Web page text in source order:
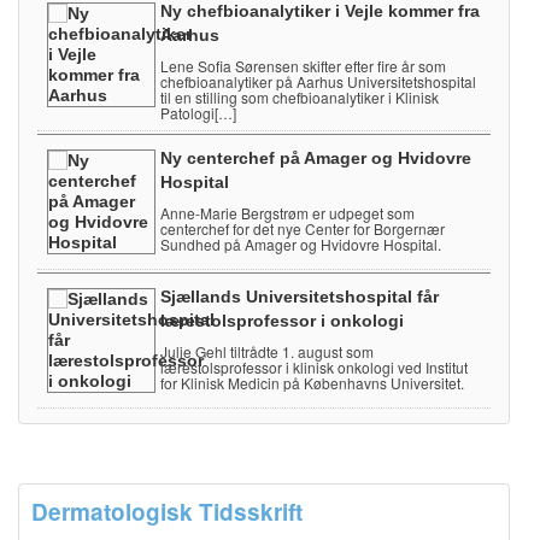
Ny chefbioanalytiker i Vejle kommer fra
Aarhus
Lene Sofia Sørensen skifter efter fire år som
chefbioanalytiker på Aarhus Universitetshospital
til en stilling som chefbioanalytiker i Klinisk
Patologi[…]
Ny centerchef på Amager og Hvidovre
Hospital
Anne-Marie Bergstrøm er udpeget som
centerchef for det nye Center for Borgernær
Sundhed på Amager og Hvidovre Hospital.
Sjællands Universitetshospital får
lærestolsprofessor i onkologi
Julie Gehl tiltrådte 1. august som
lærestolsprofessor i klinisk onkologi ved Institut
for Klinisk Medicin på Københavns Universitet.
Dermatologisk Tidsskrift